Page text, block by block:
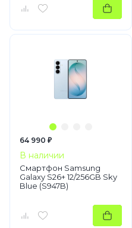
64 990 ₽
В наличии
Смартфон Samsung
Galaxy S26+ 12/256GB Sky
Blue (S947B)